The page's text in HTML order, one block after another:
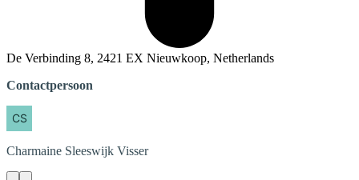
De Verbinding 8, 2421 EX Nieuwkoop, Netherlands
Contactpersoon
Charmaine Sleeswijk Visser